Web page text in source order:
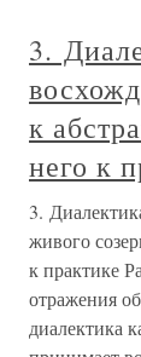
3.
к
него к
3.
живого
к практике
отражения
диалектика